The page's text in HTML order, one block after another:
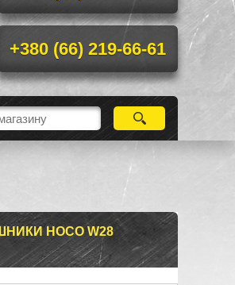
+380 (66) 219-66-61
HOCO W28